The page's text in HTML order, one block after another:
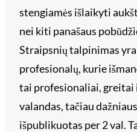
stengiamės išlaikyti
nei kiti panašaus
Straipsnių talpinimas
profesionalų, kurie
tai profesionaliai, greitai
valandas, tačiau
išpublikuotas per 2 val.